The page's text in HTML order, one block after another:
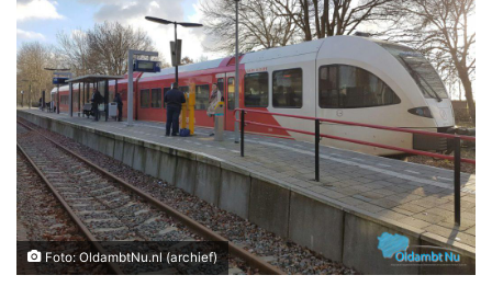
Foto: OldambtNu.nl (archief)